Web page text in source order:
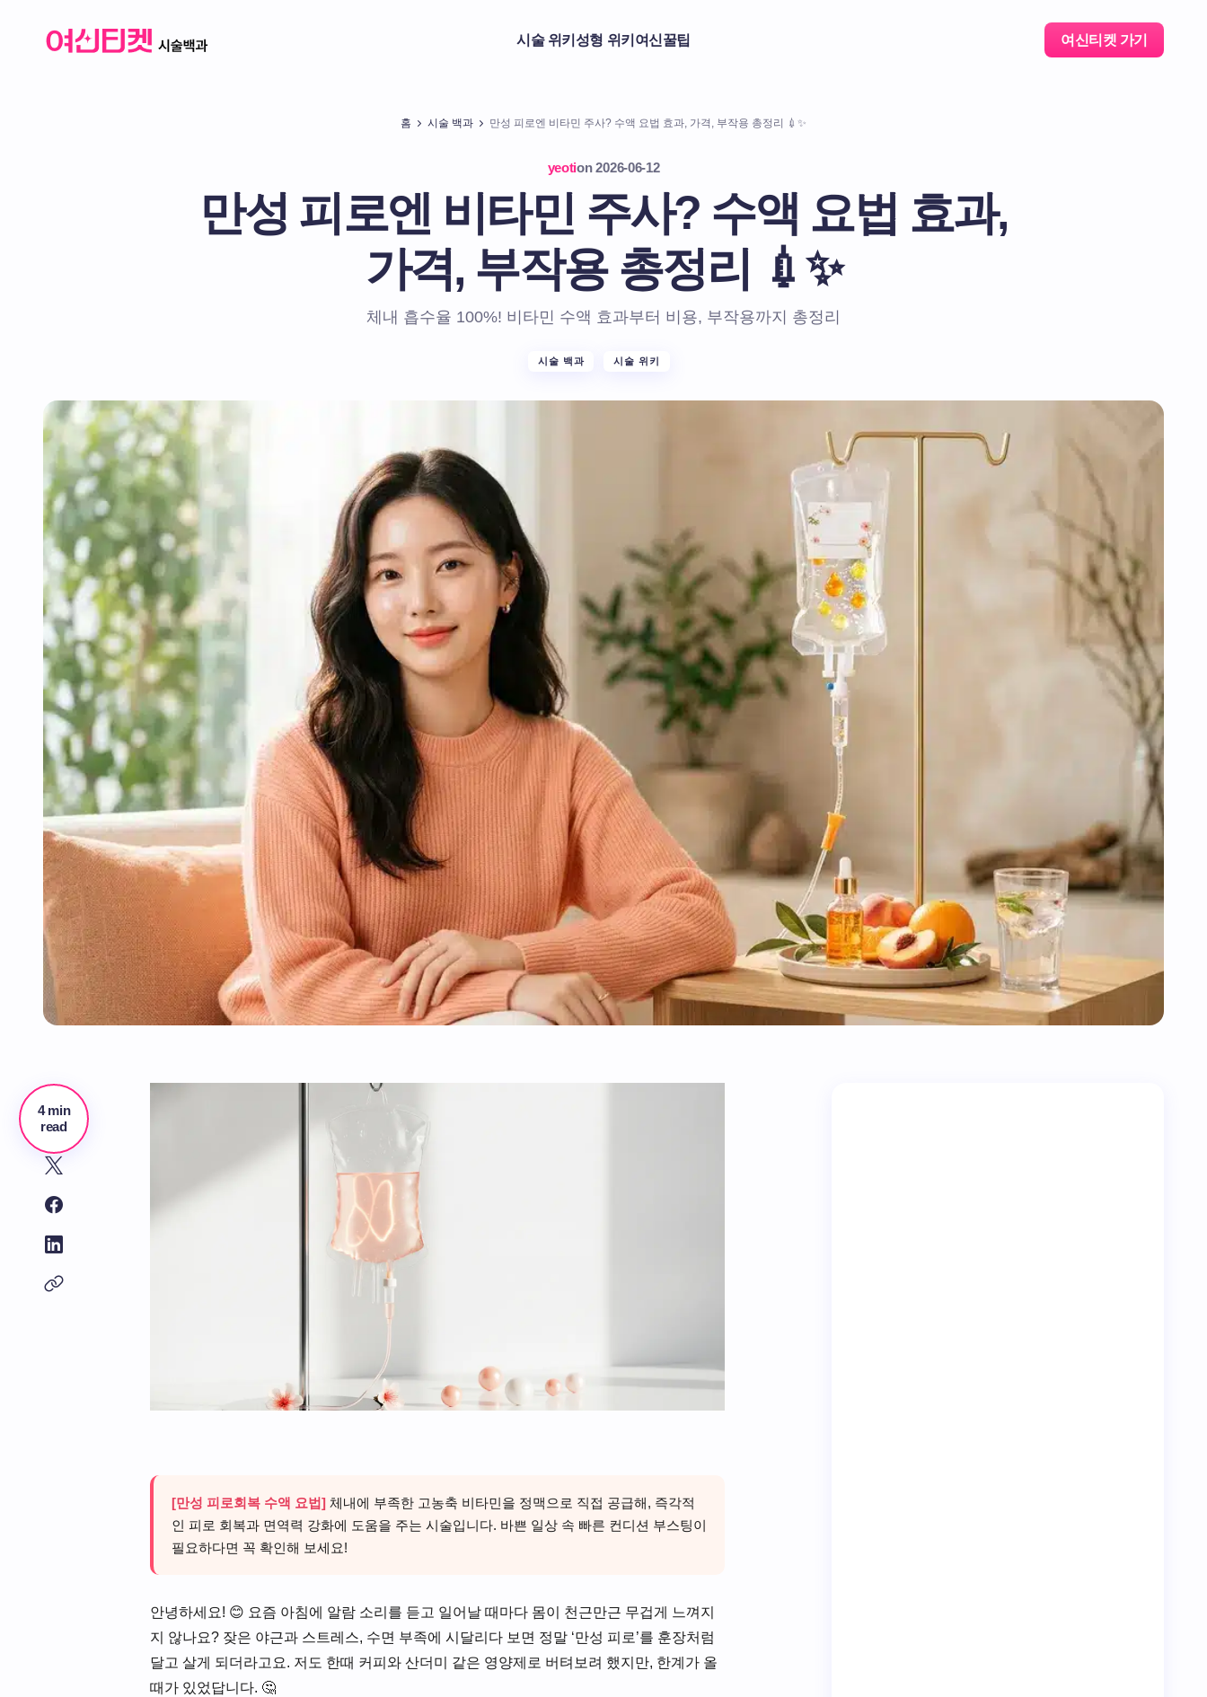
시술 위키 성형 위키 여신꿀팁 여신티켓 가기
홈 시술 백과 만성 피로엔 비타민 주사? 수액 요법 효과, 가격, 부작용 총정리 💉✨
yeotion 2026-06-12
만성 피로엔 비타민 주사? 수액 요법 효과,
가격, 부작용 총정리 💉✨
체내 흡수율 100%! 비타민 수액 효과부터 비용, 부작용까지 총정리
시술 백과 시술 위키
4 min
read
[만성 피로회복 수액 요법] 체내에 부족한 고농축 비타민을 정맥으로 직접 공급해, 즉각적
인 피로 회복과 면역력 강화에 도움을 주는 시술입니다. 바쁜 일상 속 빠른 컨디션 부스팅이
필요하다면 꼭 확인해 보세요!
안녕하세요! 😊 요즘 아침에 알람 소리를 듣고 일어날 때마다 몸이 천근만근 무겁게 느껴지
지 않나요? 잦은 야근과 스트레스, 수면 부족에 시달리다 보면 정말 ‘만성 피로’를 훈장처럼
달고 살게 되더라고요. 저도 한때 커피와 산더미 같은 영양제로 버텨보려 했지만, 한계가 올
때가 있었답니다. 🤔